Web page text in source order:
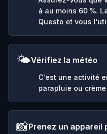
à au moins 60 %.
Questo et vous
🌤️Vérifiez la météo
C'est une activité
parapluie ou
📸Prenez un appareil